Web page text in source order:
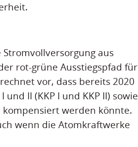
Stromvollversorgung aus
rot-grüne Ausstiegspfad für
vor, dass bereits 2020
II (KKP I und KKP II) sowie
kompensiert werden könnte.
wenn die Atomkraftwerke